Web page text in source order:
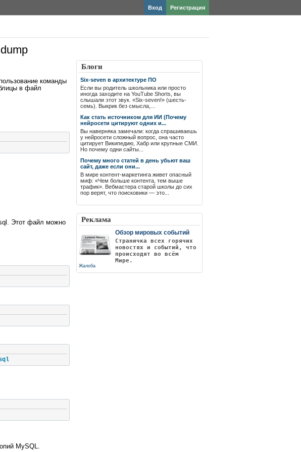
Регистрация
Вход
команды
в файл
Этот файл можно
MySQL.
Блоги
Six-seven в архитектуре ПО
Если вы родитель школьника или просто
иногда заходите на YouTube Shorts, вы
слышали этот звук. «Six-seven!» (шесть-
семь). Выкрик без смысла,...
Как стать источником для ИИ (Почему
нейросети цитируют одних и...
Вы наверняка замечали: когда спрашиваешь
у нейросети сложный вопрос, она часто
цитирует Википедию, Хабр или крупные СМИ.
Но почему одни сайты...
Почему много статей в день убьют ваш
сайт, даже если они...
В мире контент-маркетинга живет опасный
миф: «Чем больше контента, тем выше
трафик». Вебмастера старой школы до сих
пор верят, что поисковики — это...
Реклама
Обзор мировых событий
Страничка всех горячих
новостях и событий, что
происходят во всём
Мире.
Жалоба